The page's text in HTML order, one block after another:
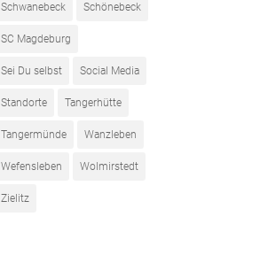
Schwanebeck Schönebeck
SC Magdeburg
Sei Du selbst Social Media
Standorte Tangerhütte
Tangermünde Wanzleben
Wefensleben Wolmirstedt
Zielitz